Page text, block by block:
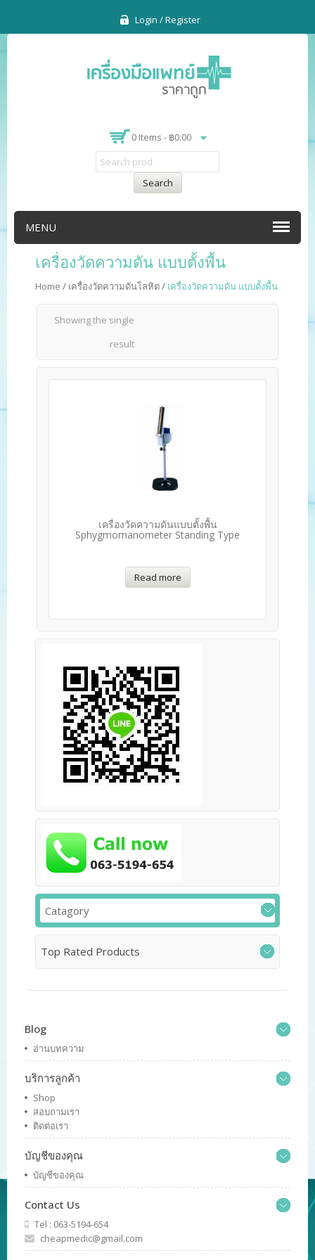
Login / Register
0 Items - ฿0.00
Search
MENU
เครื่องวัดความดัน แบบตั้งพื้น
Home / เครื่องวัดความดันโลหิต/ เครื่องวัดความดัน แบบตั้งพื้น
Showing the single
result
เครื่องวัดความดันแบบตั้งพื้น
Sphygmomanometer Standing Type
Read more
Catagory
Top Rated Products
Blog
อ่านบทความ
บริการลูกค้า
Shop
สอบถามเรา
ติดต่อเรา
บัญชีของคุณ
บัญชีของคุณ
Contact Us
Tel : 063-5194-654
cheapmedic@gmail.com